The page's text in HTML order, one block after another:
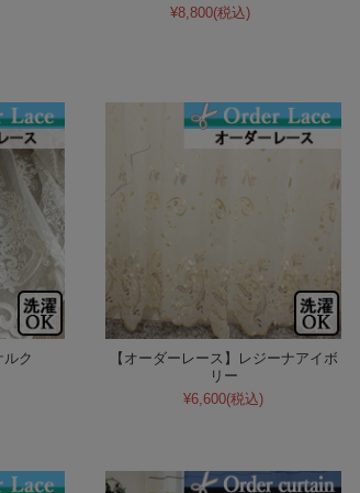
¥8,800(税込)
ルク
【オーダーレース】レジーナアイボ
リー
¥6,600(税込)